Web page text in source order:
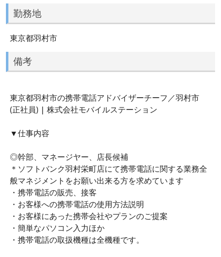
勤務地
東京都羽村市
備考
東京都羽村市の携帯電話アドバイザーチーフ／羽村市
(正社員) | 株式会社モバイルステーション
▼仕事内容
◎幹部、マネージヤー、店長候補
＊ソフトバンク羽村栄町店にて携帯電話に関する業務全
般マネジメントをお願い出来る方を求めています
・携帯電話の販売、接客
・お客様への携帯電話の使用方法説明
・お客様にあった携帯会社やプランのご提案
・簡単なパソコン入力ほか
・携帯電話の取扱機種は全機種です。